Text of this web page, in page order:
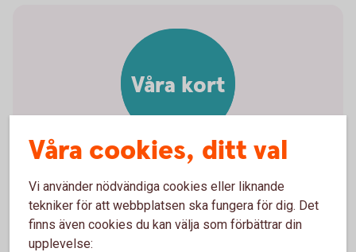
Våra kort
Våra kort för privatpersoner
och företag
Våra cookies, ditt val
Vi använder nödvändiga cookies eller liknande
tekniker för att webbplatsen ska fungera för dig. Det
finns även cookies du kan välja som förbättrar din
upplevelse: